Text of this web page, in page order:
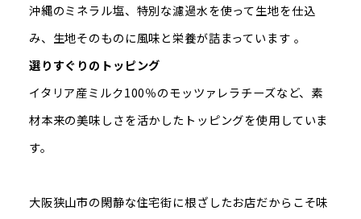
沖縄のミネラル塩、特別な濾過水を使って生地を仕込
み、生地そのものに風味と栄養が詰まっています 。
選りすぐりのトッピング
イタリア産ミルク100％のモッツァレラチーズなど、素
材本来の美味しさを活かしたトッピングを使用していま
す。
大阪狭山市の閑静な住宅街に根ざしたお店だからこそ味